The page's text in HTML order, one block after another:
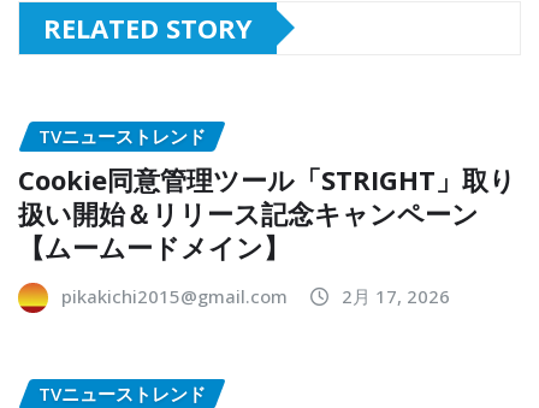
RELATED STORY
TVニューストレンド
Cookie同意管理ツール「STRIGHT」取り
扱い開始＆リリース記念キャンペーン
【ムームードメイン】
pikakichi2015@gmail.com 2月 17, 2026
TVニューストレンド